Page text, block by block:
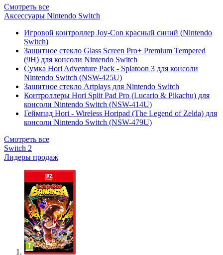
Смотреть все
Аксессуары Nintendo Switch
Игровой контроллер Joy-Con красный синий (Nintendo
Switch)
Защитное стекло Glass Screen Pro+ Premium Tempered
(9H) для консоли Nintendo Switch
Сумка Hori Adventure Pack - Splatoon 3 для консоли
Nintendo Switch (NSW-425U)
Защитное стекло Artplays для Nintendo Switch
Контроллеры Hori Split Pad Pro (Lucario & Pikachu) для
консоли Nintendo Switch (NSW-414U)
Геймпад Hori - Wireless Horipad (The Legend of Zelda) для
консоли Nintendo Switch (NSW-479U)
Смотреть все
Switch 2
Лидеры продаж